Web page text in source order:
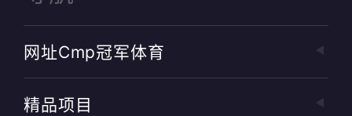
网址cmp冠军体育
精品项目